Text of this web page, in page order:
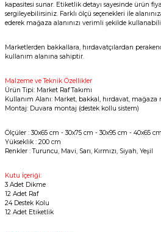
kapasitesi sunar. Etiketlik detayı sayesinde ürün
sergileyebilirsiniz. Farklı ölçü seçenekleri ile
ederek mağaza alanınızı verimli şekilde
Marketlerden bakkallara, hırdavatçılardan
kullanım alanına sahiptir.
Malzeme ve Teknik Özellikler
Ürün Tipi: Market Raf Takımı
Kullanım Alanı: Market, bakkal, hırdavat, mağaza
Montaj: Duvara montaj (destek kollu sistem)
Ölçüler : 30x65 cm - 30x75 cm - 30x95 cm - 40x65
Yükseklik : 200 cm
Renkler : Turuncu, Mavi, Sarı, Kırmızı, Siyah, Yeşil
Kutu İçeriği:
3 Adet Dikme
12 Adet Raf
24 Destek Kolu
12 Adet Etiketlik